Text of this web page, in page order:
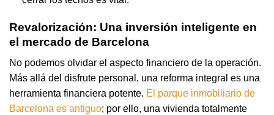
Revalorización: Una inversión inteligente en
el mercado de Barcelona
No podemos olvidar el aspecto financiero de la operación.
Más allá del disfrute personal, una reforma integral es una
herramienta financiera potente. El parque inmobiliario de
Barcelona es antiguo; por ello, una vivienda totalmente